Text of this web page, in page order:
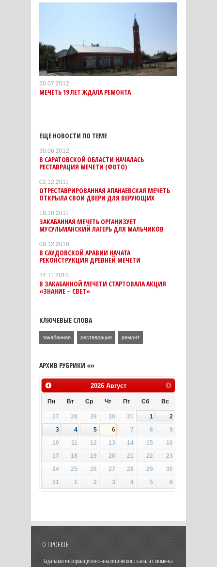
20.07.2012
МЕЧЕТЬ 19 ЛЕТ ЖДАЛА РЕМОНТА
ЕЩЕ НОВОСТИ ПО ТЕМЕ
30.06.2012
В САРАТОВСКОЙ ОБЛАСТИ НАЧАЛАСЬ
РЕСТАВРАЦИЯ МЕЧЕТИ (ФОТО)
02.12.2011
ОТРЕСТАВРИРОВАННАЯ АПАНАЕВСКАЯ МЕЧЕТЬ
ОТКРЫЛА СВОИ ДВЕРИ ДЛЯ ВЕРУЮЩИХ
18.10.2011
ЗАКАБАННАЯ МЕЧЕТЬ ОРГАНИЗУЕТ
МУСУЛЬМАНСКИЙ ЛАГЕРЬ ДЛЯ МАЛЬЧИКОВ
09.12.2010
В САУДОВСКОЙ АРАВИИ НАЧАТА
РЕКОНСТРУКЦИЯ ДРЕВНЕЙ МЕЧЕТИ
24.11.2010
В ЗАКАБАННОЙ МЕЧЕТИ СТАРТОВАЛА АКЦИЯ
«ЗНАНИЕ – СВЕТ»
КЛЮЧЕВЫЕ СЛОВА
закабанная реставрация ремонт
АРХИВ РУБРИКИ «»
2026 Август
Пн Вт Ср Чт Пт Сб Вс
27 28 29 30 31 1
2
3
4 5 6 7 8
9
10
11 12 13 14 15
16
17
18 19 20 21 22
23
24
25 26 27 28 29
30
31
1 2 3 4 5 6
О ПРОЕКТЕ
Задачами информационно-аналитического канала с момента